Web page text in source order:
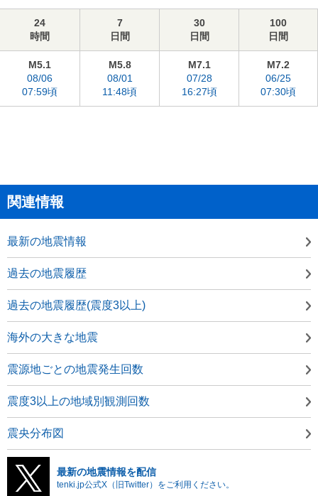
24
時間
7
日間
30
日間
100
日間
M5.1
08/06
07:59頃
M5.8
08/01
11:48頃
M7.1
07/28
16:27頃
M7.2
06/25
07:30頃
関連情報
最新の地震情報
過去の地震履歴
過去の地震履歴(震度3以上)
海外の大きな地震
震源地ごとの地震発生回数
震度3以上の地域別観測回数
震央分布図
最新の地震情報を配信
tenki.jp公式X（旧Twitter）をご利用ください。